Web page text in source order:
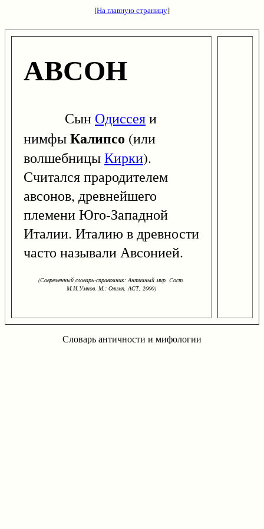
[На главную страницу]
АВСОН
Сын Одиссеяи
нимфыКалипсо (или
волшебницыКирки).
Считался прародителем
авсонов, древнейшего
племени Юго-Западной
Италии. Италию в древности
часто называли Авсонией.
(Современный словарь-справочник: Античный мир. Cост.
М.И.Умнов. М.: Олимп, АСТ, 2000)
Словарь античности и мифологии